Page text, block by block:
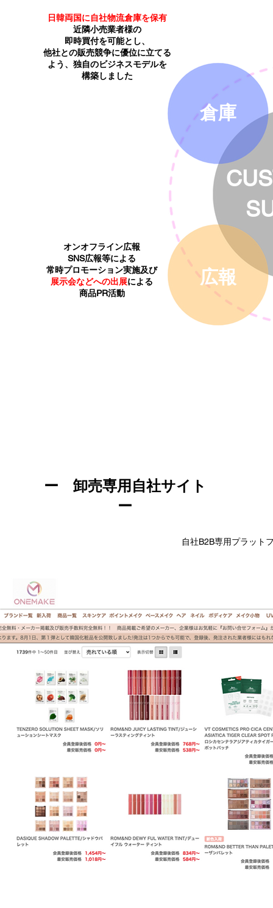
オンオフライン広報
SNS広報等による
常時プロモーション実施及び
展示会などへの出展による
商品PR活動
​日韓両国に自社物流倉庫を保有
近隣小売業者様の
即時買付を可能とし、
他社との販売競争に優位に立てる
よう、独自のビジネスモデルを
構築しました
広報
倉庫
ー 卸売専用自社サイト
ー
自社B2B専用プラット